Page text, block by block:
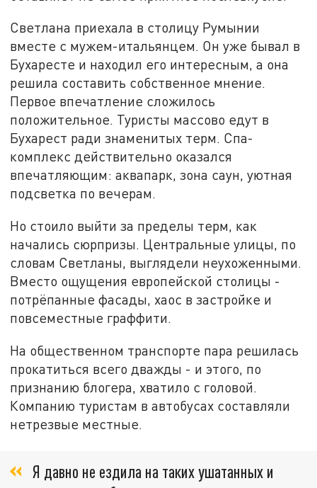
Светлана приехала в столицу Румынии
вместе с мужем-итальянцем. Он уже бывал в
Бухаресте и находил его интересным, а она
решила составить собственное мнение.
Первое впечатление сложилось
положительное. Туристы массово едут в
Бухарест ради знаменитых терм. Спа-
комплекс действительно оказался
впечатляющим: аквапарк, зона саун, уютная
подсветка по вечерам.
Но стоило выйти за пределы терм, как
начались сюрпризы. Центральные улицы, по
словам Светланы, выглядели неухоженными.
Вместо ощущения европейской столицы -
потрёпанные фасады, хаос в застройке и
повсеместные граффити.
На общественном транспорте пара решилась
прокатиться всего дважды - и этого, по
признанию блогера, хватило с головой.
Компанию туристам в автобусах составляли
нетрезвые местные.
Я давно не ездила на таких ушатанных и